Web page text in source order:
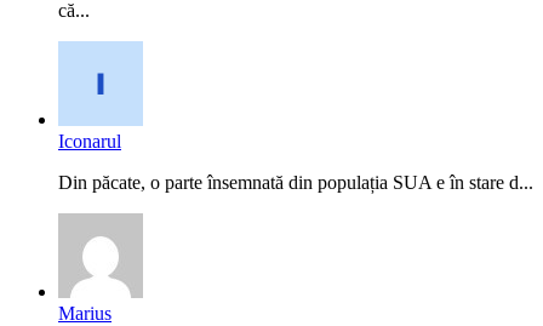
că...
Iconarul
Din păcate, o parte însemnată din populația SUA e în stare d...
Marius